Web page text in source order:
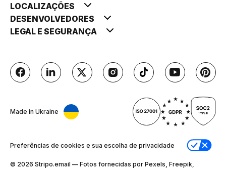
LOCALIZAÇÕES
DESENVOLVEDORES
LEGAL E SEGURANÇA
Made in Ukraine
Preferências de cookies e sua escolha de privacidade
© 2026 Stripо.email — Fotos fornecidas por Pexels, Freepik,